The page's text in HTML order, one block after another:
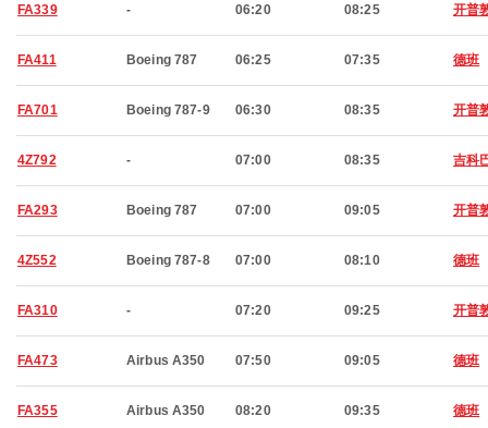
FA339 - 06:20 08:25 开普
FA411 Boeing 787 06:25 07:35 德班
FA701 Boeing 787-9 06:30 08:35 开普
4Z792 - 07:00 08:35 吉科
FA293 Boeing 787 07:00 09:05 开普
4Z552 Boeing 787-8 07:00 08:10 德班
FA310 - 07:20 09:25 开普
FA473 Airbus A350 07:50 09:05 德班
FA355 Airbus A350 08:20 09:35 德班